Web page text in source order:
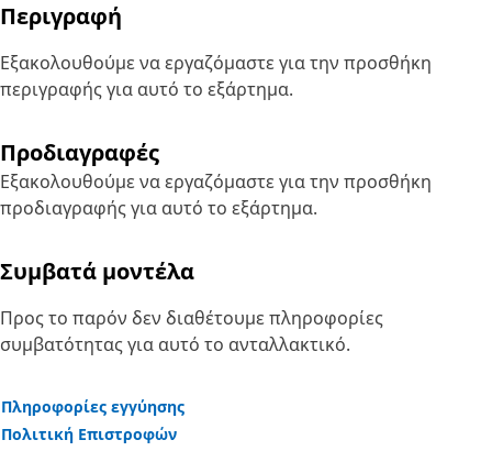
Περιγραφή
Εξακολουθούμε να εργαζόμαστε για την προσθήκη
περιγραφής για αυτό το εξάρτημα.
Προδιαγραφές
Εξακολουθούμε να εργαζόμαστε για την προσθήκη
προδιαγραφής για αυτό το εξάρτημα.
Συμβατά μοντέλα
Προς το παρόν δεν διαθέτουμε πληροφορίες
συμβατότητας για αυτό το ανταλλακτικό.
Πληροφορίες εγγύησης
Πολιτική Επιστροφών